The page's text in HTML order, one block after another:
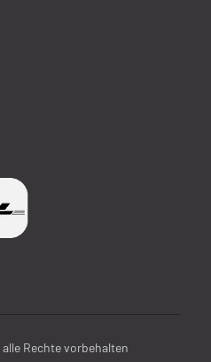
Rechte vorbehalten